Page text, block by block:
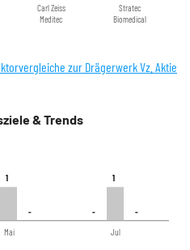
Carl Zeiss
Meditec
Stratec
Biomedical
zur Drägerwerk Vz. Aktie
& Trends
--
11 11
-- --
Mai Jul